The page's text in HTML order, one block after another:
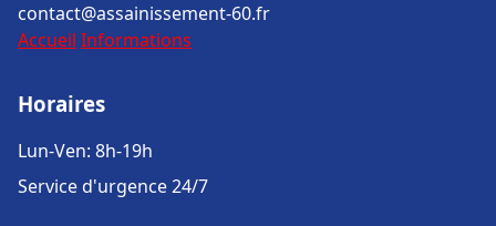
contact@assainissement-60.fr
Accueil Informations
Horaires
Lun-Ven: 8h-19h
Service d'urgence 24/7